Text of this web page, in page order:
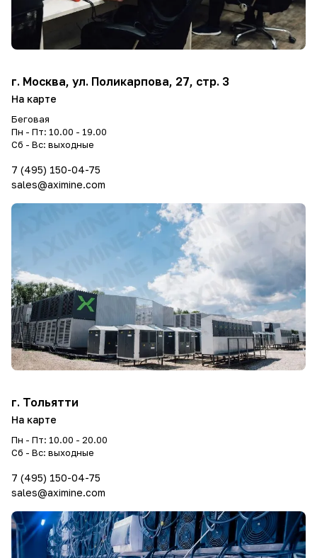
г. Москва, ул. Поликарпова, 27, стр. 3
На карте
Беговая
Пн - Пт: 10.00 - 19.00
Сб - Вс: выходные
7 (495) 150-04-75
sales@aximine.com
г. Тольятти
На карте
Пн - Пт: 10.00 - 20.00
Сб - Вс: выходные
7 (495) 150-04-75
sales@aximine.com